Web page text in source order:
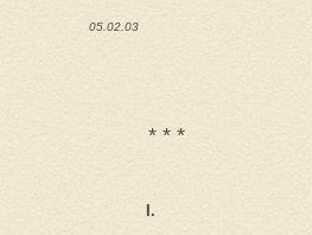
05.02.03
* * *
I.